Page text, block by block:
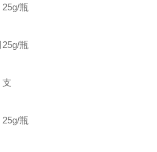
25g/瓶
25g/瓶
支
25g/瓶